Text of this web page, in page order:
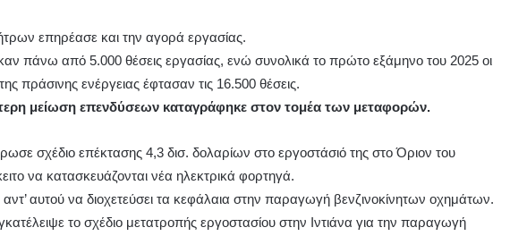
επηρέασε και την αγορά εργασίας.
πάνω από 5.000 θέσεις εργασίας, ενώ συνολικά το πρώτο εξάμηνο του 2025 οι
πράσινης ενέργειας έφτασαν τις 16.500 θέσεις.
μείωση επενδύσεων καταγράφηκε στον τομέα των μεταφορών.
σχέδιο επέκτασης 4,3 δισ. δολαρίων στο εργοστάσιό της στο Όριον του
να κατασκευάζονται νέα ηλεκτρικά φορτηγά.
αυτού να διοχετεύσει τα κεφάλαια στην παραγωγή βενζινοκίνητων οχημάτων.
το σχέδιο μετατροπής εργοστασίου στην Ιντιάνα για την παραγωγή